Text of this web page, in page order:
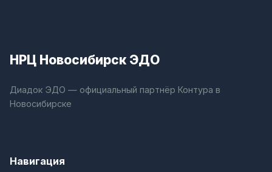
НРЦ Новосибирск ЭДО
Диадок ЭДО — официальный партнёр Контура в
Новосибирске
Навигация